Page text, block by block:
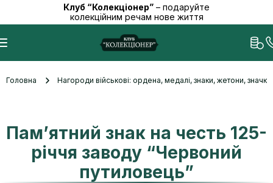
Клуб “Колекціонер” – подаруйте
колекційним речам нове життя
Головна Нагороди військові: ордена, медалі, знаки, жетони,
Пам’ятний знак на честь 125-
річчя заводу “Червоний
путиловець”